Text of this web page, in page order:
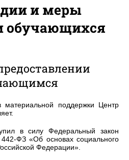
и меры
обучающихся
поддержки Центр
в силу Федеральный закон
ФЗ «Об основах социального
Федерации».